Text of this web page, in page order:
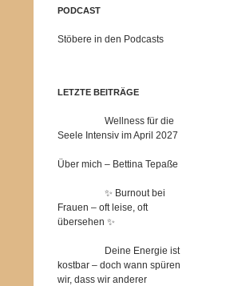
PODCAST
Stöbere in den Podcasts
LETZTE BEITRÄGE
Wellness für die
Seele Intensiv im April 2027
Über mich – Bettina Tepaße
✨ Burnout bei
Frauen – oft leise, oft
übersehen ✨
Deine Energie ist
kostbar – doch wann spüren
wir, dass wir anderer